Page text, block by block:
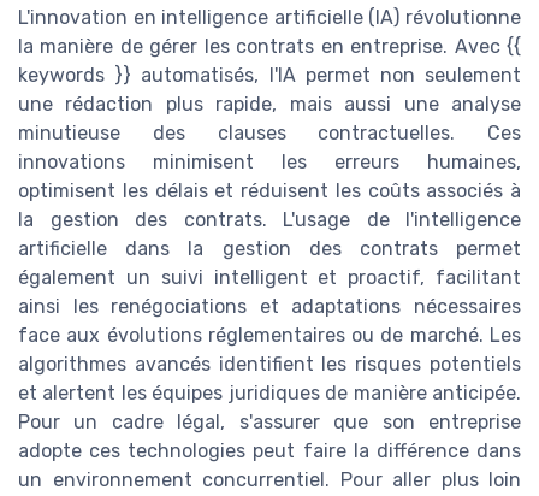
L'innovation en intelligence artificielle (IA) révolutionne
la manière de gérer les contrats en entreprise. Avec {{
keywords }} automatisés, l'IA permet non seulement
une rédaction plus rapide, mais aussi une analyse
minutieuse des clauses contractuelles. Ces
innovations minimisent les erreurs humaines,
optimisent les délais et réduisent les coûts associés à
la gestion des contrats. L'usage de l'intelligence
artificielle dans la gestion des contrats permet
également un suivi intelligent et proactif, facilitant
ainsi les renégociations et adaptations nécessaires
face aux évolutions réglementaires ou de marché. Les
algorithmes avancés identifient les risques potentiels
et alertent les équipes juridiques de manière anticipée.
Pour un cadre légal, s'assurer que son entreprise
adopte ces technologies peut faire la différence dans
un environnement concurrentiel. Pour aller plus loin